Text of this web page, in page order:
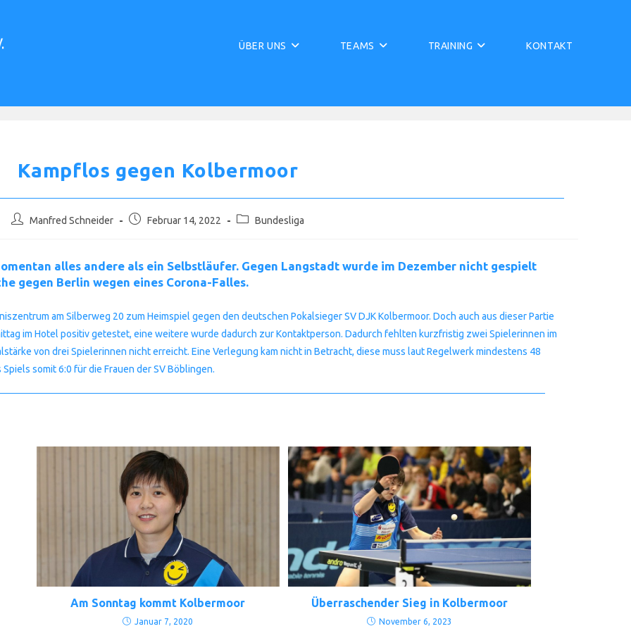
ÜBER UNS TEAMS TRAINING KONTAKT
Kampflos gegen Kolbermoor
Beitrags-
Manfred Schneider
BeitragFebruar 14, 2022
Beitrags-
Bundesliga
alles andere als ein Selbstläufer. Gegen Langstadt wurde im Dezember nicht gespielt
gegen Berlin wegen eines Corona-Falles.
am Silberweg 20 zum Heimspiel gegen den deutschen Pokalsieger SV DJK Kolbermoor. Doch auch aus dieser Partie
im Hotel positiv getestet, eine weitere wurde dadurch zur Kontaktperson. Dadurch fehlten kurzfristig zwei Spielerinnen im
von drei Spielerinnen nicht erreicht. Eine Verlegung kam nicht in Betracht, diese muss laut Regelwerk mindestens 48
somit 6:0 für die Frauen der SV Böblingen.
Am Sonntag kommt Kolbermoor
Januar 7, 2020
Überraschender Sieg in Kolbermoor
November 6, 2023